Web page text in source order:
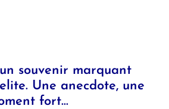
souvenir marquant
Une anecdote, une
fort…